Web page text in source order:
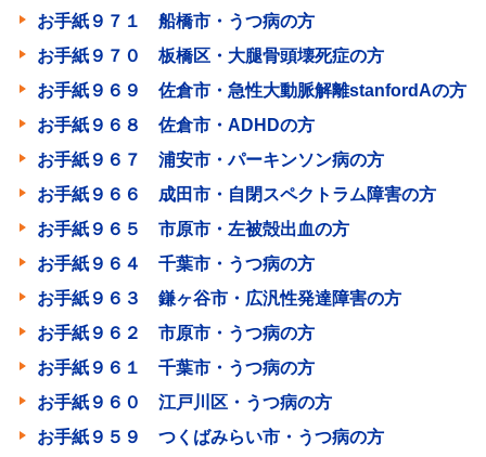
お手紙９７１ 船橋市・うつ病の方
お手紙９７０ 板橋区・大腿骨頭壊死症の方
お手紙９６９ 佐倉市・急性大動脈解離stanfordAの方
お手紙９６８ 佐倉市・ADHDの方
お手紙９６７ 浦安市・パーキンソン病の方
お手紙９６６ 成田市・自閉スペクトラム障害の方
お手紙９６５ 市原市・左被殻出血の方
お手紙９６４ 千葉市・うつ病の方
お手紙９６３ 鎌ヶ谷市・広汎性発達障害の方
お手紙９６２ 市原市・うつ病の方
お手紙９６１ 千葉市・うつ病の方
お手紙９６０ 江戸川区・うつ病の方
お手紙９５９ つくばみらい市・うつ病の方